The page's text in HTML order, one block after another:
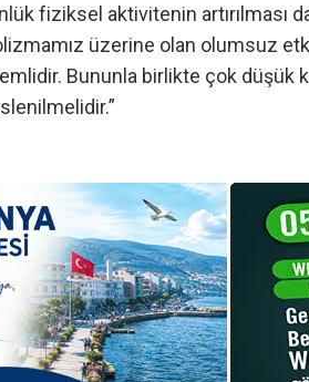
fiziksel aktivitenin artırılması
üzerine olan olumsuz
Bununla birlikte çok düşük